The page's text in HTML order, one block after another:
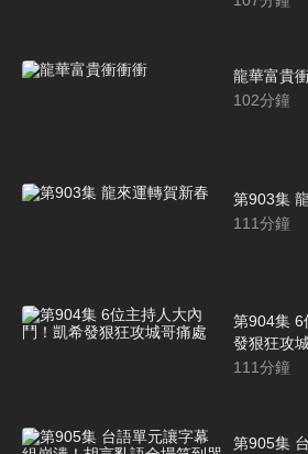
龍華富貴
102分鐘
第903集
111分鐘
第904集 6
發狠狂攻
111分鐘
第905集